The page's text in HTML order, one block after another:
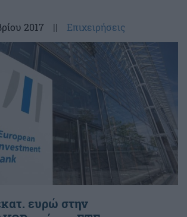
2017 || Επιχειρήσεις
ευρώ στην